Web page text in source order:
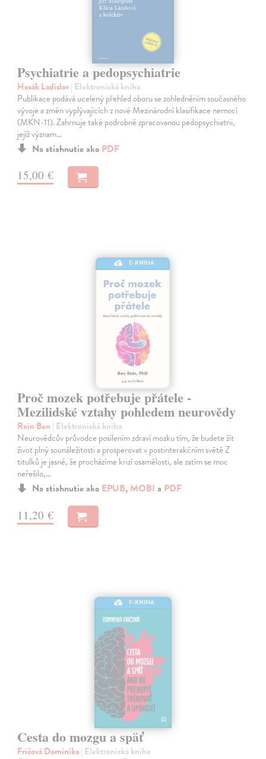
Psychiatrie a pedopsychiatrie
Hosák Ladislav| Elektronická kniha
Publikace podává ucelený přehled oboru se zohledněním současného
vývoje a změn vyplývajících z nové Mezinárodní klasifikace nemocí
(MKN-11). Zahrnuje také podrobně zpracovanou pedopsychiatrii,
jejíž význam…
Na stiahnutie ako PDF
15,00 €
E-KNIHA
Proč mozek potřebuje přátele -
Mezilidské vztahy pohledem neurovědy
Rein Ben | Elektronická kniha
Neurovědcův průvodce posílením zdraví mozku tím, že budete žít
život plný sounáležitosti a prosperovat v postinterakčním světě Z
titulků je jasné, že procházíme krizí osamělosti, ale zatím se moc
neřešilo,…
Na stiahnutie ako EPUB, MOBI a PDF
11,20 €
E-KNIHA
Cesta do mozgu a späť
Fričová Dominika| Elektronická kniha